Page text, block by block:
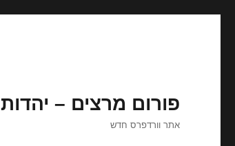
פורום מרצים – יהדות
אתר וורדפרס חדש